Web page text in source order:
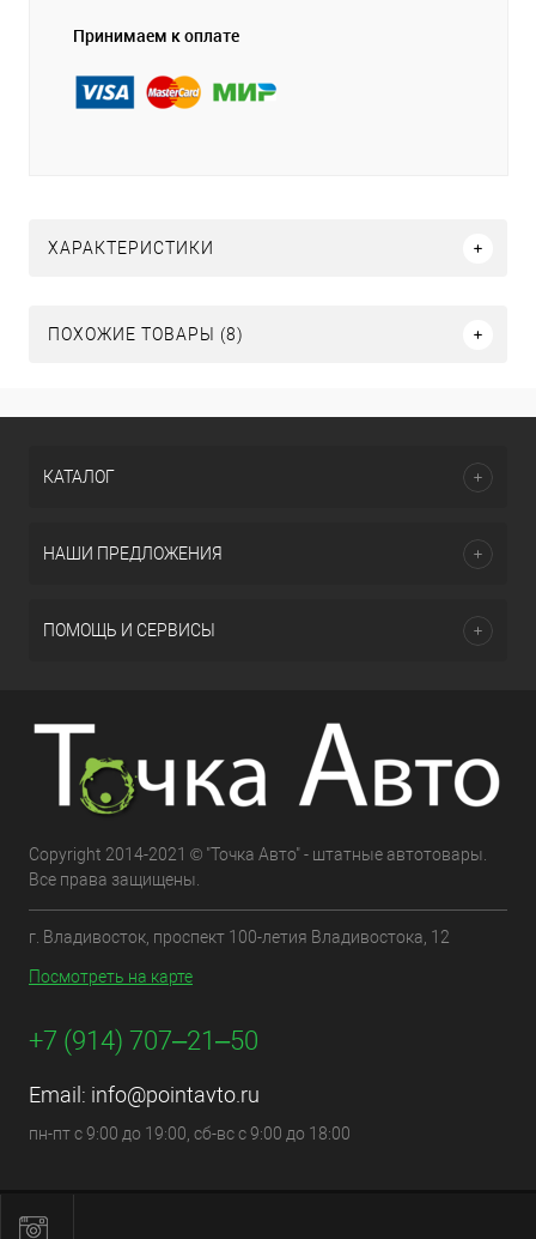
Принимаем к оплате
ХАРАКТЕРИСТИКИ
ПОХОЖИЕ ТОВАРЫ (8)
КАТАЛОГ
НАШИ ПРЕДЛОЖЕНИЯ
ПОМОЩЬ И СЕРВИСЫ
Copyright 2014-2021 © "Точка Авто" - штатные автотовары.
Все права защищены.
г. Владивосток, проспект 100-летия Владивостока, 12
Посмотреть на карте
+7 (914) 707‒21‒50
Email: info@pointavto.ru
пн-пт с 9:00 до 19:00, сб-вс с 9:00 до 18:00